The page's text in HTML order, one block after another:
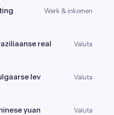
Werk & inkomen
real
Valuta
lev
Valuta
yuan
Valuta